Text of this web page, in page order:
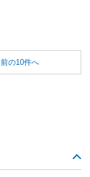
前の10件へ